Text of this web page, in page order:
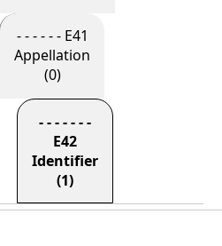
- - - - - - E41
Appellation
(0)
- - - - - - -
E42
Identifier
(1)